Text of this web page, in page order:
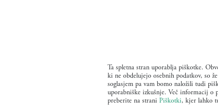
Ta spletna stran uporablja piškotke.
ki ne obdelujejo osebnih podatkov, so
soglasjem pa vam bomo naložili tudi
uporabniške izkušnje. Več informacij o
preberite na strani Piškotki, kjer lahko